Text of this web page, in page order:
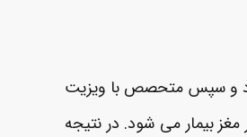
شود و سپس متحصص با ویزیت
بیمار می شود. در نتیجه